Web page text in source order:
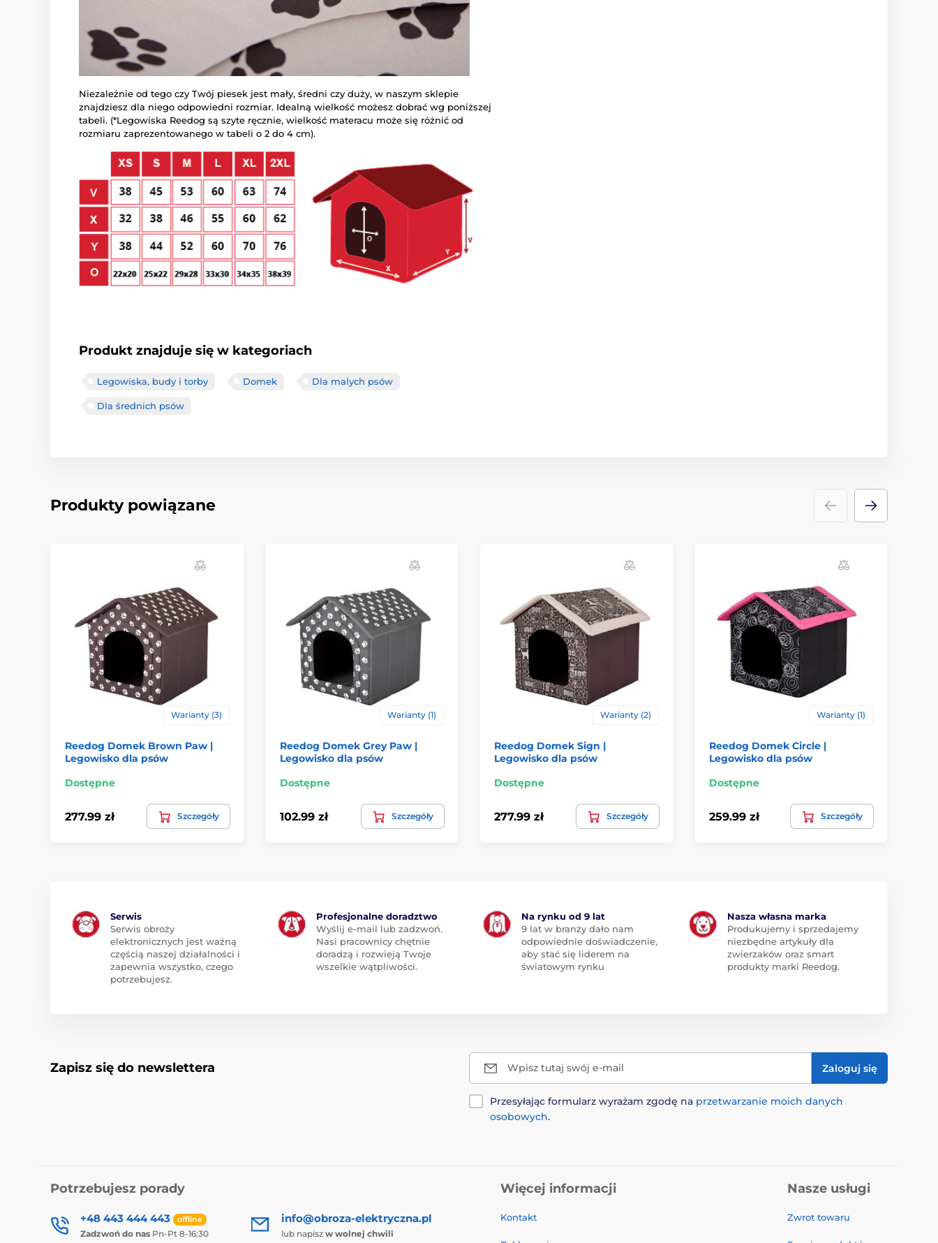
Niezależnie od tego czy Twój piesek jest mały, średni czy duży, w naszym sklepie
znajdziesz dla niego odpowiedni rozmiar. Idealną wielkość możesz dobrać wg poniższej
tabeli. (*Legowiska Reedog są szyte ręcznie, wielkość materacu może się różnić od
rozmiaru zaprezentowanego w tabeli o 2 do 4 cm).
Produkt znajduje się w kategoriach
Legowiska, budy i torby Domek Dla malych psów
Dla średnich psów
Produkty powiązane
Warianty (3)
Reedog Domek Brown Paw |
Legowisko dla psów
Dostępne
277.99 zł Szczegóły
Warianty (1)
Reedog Domek Grey Paw |
Legowisko dla psów
Dostępne
102.99 zł Szczegóły
Warianty (2)
Reedog Domek Sign |
Legowisko dla psów
Dostępne
277.99 zł Szczegóły
Warianty (1)
Reedog Domek Circle |
Legowisko dla psów
Dostępne
259.99 zł Szczegóły
Serwis
Serwis obroży
elektronicznych jest ważną
częścią naszej działalności i
zapewnia wszystko, czego
potrzebujesz.
Profesjonalne doradztwo
Wyślij e-mail lub zadzwoń.
Nasi pracownicy chętnie
doradzą i rozwieją Twoje
wszelkie wątpliwości.
Na rynku od 9 lat
9 lat w branży dało nam
odpowiednie doświadczenie,
aby stać się liderem na
światowym rynku
Nasza własna marka
Produkujemy i sprzedajemy
niezbędne artykuły dla
zwierzaków oraz smart
produkty marki Reedog.
Zapisz się do newslettera Wpisz tutaj swój e-mail Zaloguj się
Przesyłając formularz wyrażam zgodę na przetwarzanie moich danych
osobowych.
Potrzebujesz porady
+48 443 444 443 offline
Zadzwoń do nas Pn-Pt 8-16:30
info@obroza-elektryczna.pl
lub napisz w wolnej chwili
Więcej informacji
Kontakt
Nasze usługi
Zwrot towaru